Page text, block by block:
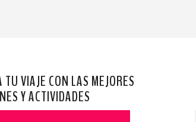
TU VIAJE CON LAS MEJORES
Y ACTIVIDADES